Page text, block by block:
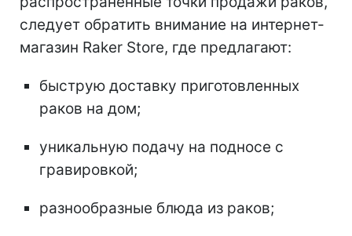
следует обратить внимание на интернет-
магазин Raker Store, где предлагают:
быструю доставку приготовленных
раков на дом;
уникальную подачу на подносе с
гравировкой;
разнообразные блюда из раков;